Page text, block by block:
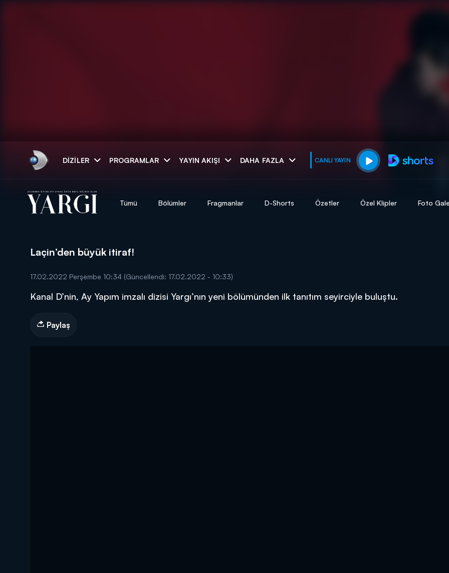
DIZILER PROGRAMLAR YAYIN AKIŞI DAHA FAZLA CANLI YAYIN
muhteşem ikili
DİĞER SONUÇLAR
Tümü Bölümler Fragmanlar D-Shorts Özetler Özel Klipler Foto
Laçin’den büyük itiraf!
17.02.2022 Perşembe 10:34 (Güncellendi: 17.02.2022 - 10:33)
Kanal D’nin, Ay Yapım imzalı dizisi Yargı’nın yeni bölümünden ilk tanıtım seyirciyle buluştu.
Paylaş